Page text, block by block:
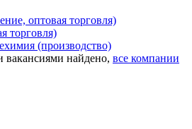
оптовая торговля)
торговля)
(производство)
вакансиями найдено, все компании